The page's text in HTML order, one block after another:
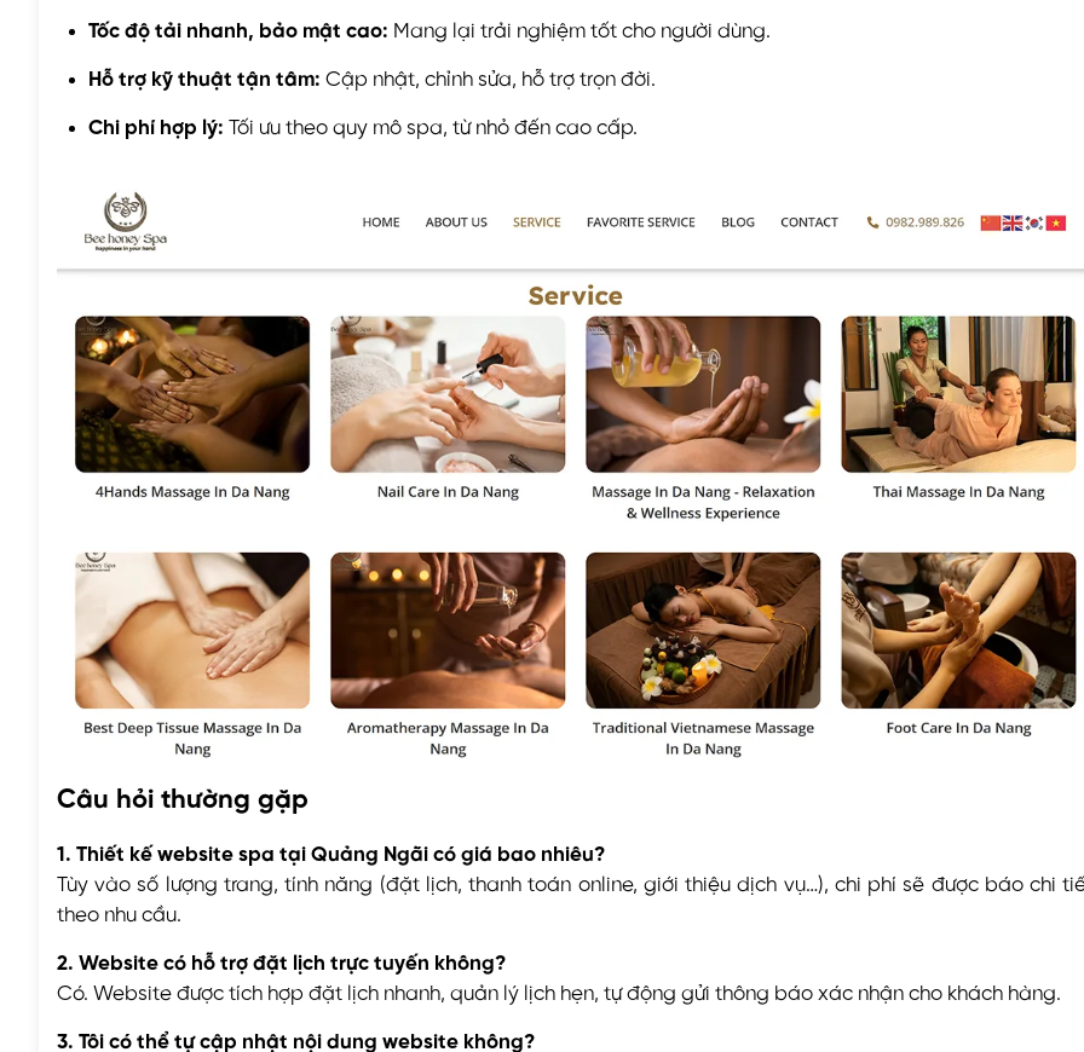
Tốc độ tải nhanh, bảo mật cao: Mang lại trải nghiệm tốt cho người dùng.
Hỗ trợ kỹ thuật tận tâm: Cập nhật, chỉnh sửa, hỗ trợ trọn đời.
Chi phí hợp lý: Tối ưu theo quy mô spa, từ nhỏ đến cao cấp.
Câu hỏi thường gặp
1. Thiết kế website spa tại Quảng Ngãi có giá bao nhiêu?
Tùy vào số lượng trang, tính năng (đặt lịch, thanh toán online, giới thiệu dịch vụ…), chi phí sẽ được báo chi
theo nhu cầu.
2. Website có hỗ trợ đặt lịch trực tuyến không?
Có. Website được tích hợp đặt lịch nhanh, quản lý lịch hẹn, tự động gửi thông báo xác nhận cho khách hàng.
3. Tôi có thể tự cập nhật nội dung website không?